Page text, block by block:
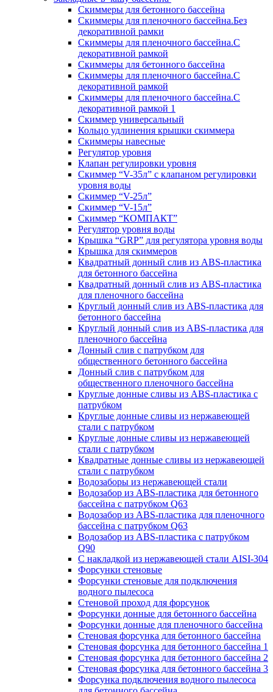
Скиммеры для бетонного бассейна
Скиммеры для пленочного бассейна.Без
декоративной рамки
Скиммеры для пленочного бассейна.С
декоративной рамкой
Скиммеры для бетонного бассейна
Скиммеры для пленочного бассейна.С
декоративной рамкой
Скиммеры для пленочного бассейна.С
декоративной рамкой 1
Скиммер универсальный
Кольцо удлинения крышки скиммера
Скиммеры навесные
Регулятор уровня
Клапан регулировки уровня
Скиммер “V-35л” с клапаном регулировки
уровня воды
Скиммер “V-25л”
Скиммер “V-15л”
Скиммер “КОМПАКТ”
Регулятор уровня воды
Крышка “GRP” для регулятора уровня воды
Крышка для скиммеров
Квадратный донный слив из ABS-пластика
для бетонного бассейна
Квадратный донный слив из ABS-пластика
для пленочного бассейна
Круглый донный слив из ABS-пластика для
бетонного бассейна
Круглый донный слив из ABS-пластика для
пленочного бассейна
Донный слив с патрубком для
общественного бетонного бассейна
Донный слив с патрубком для
общественного пленочного бассейна
Круглые донные сливы из ABS-пластика с
патрубком
Круглые донные сливы из нержавеющей
стали с патрубком
Круглые донные сливы из нержавеющей
стали с патрубком
Квадратные донные сливы из нержавеющей
стали с патрубком
Водозаборы из нержавеющей стали
Водозабор из ABS-пластика для бетонного
бассейна с патрубком Q63
Водозабор из ABS-пластика для пленочного
бассейна с патрубком Q63
Водозабор из ABS-пластика с патрубком
Q90
С накладкой из нержавеющей стали AISI-304
Форсунки стеновые
Форсунки стеновые для подключения
водного пылесоса
Стеновой проход для форсунок
Форсунки донные для бетонного бассейна
Форсунки донные для пленочного бассейна
Стеновая форсунка для бетонного бассейна
Стеновая форсунка для бетонного бассейна 1
Стеновая форсунка для бетонного бассейна 2
Стеновая форсунка для бетонного бассейна 3
Форсунка подключения водного пылесоса